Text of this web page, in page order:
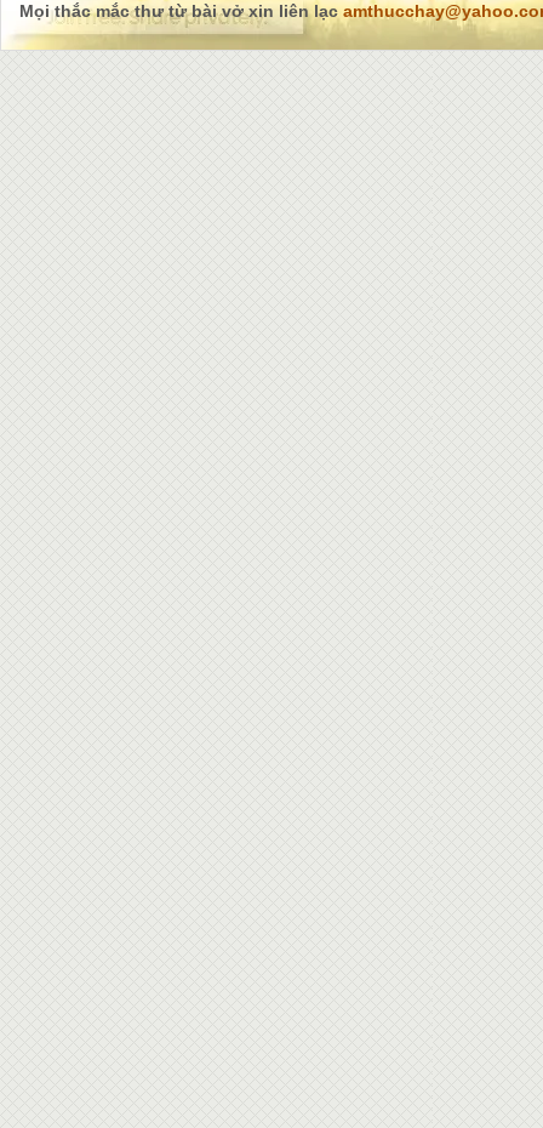
Mọi thắc mắc thư từ bài vở xin liên lạc